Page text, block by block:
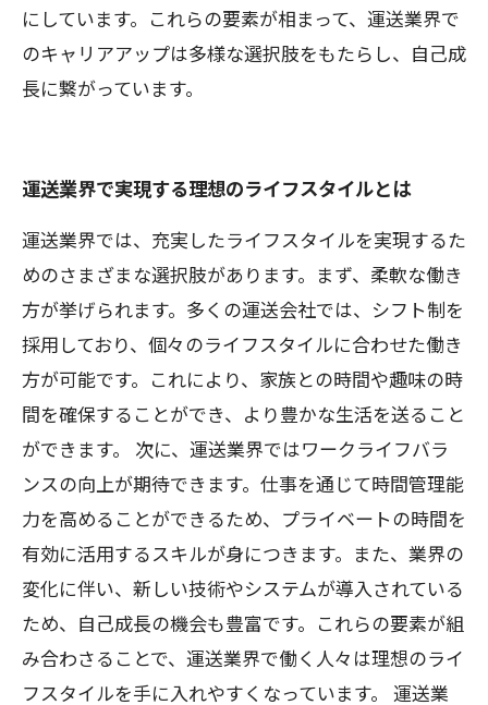
にしています。これらの要素が相まって、運送業界で
のキャリアアップは多様な選択肢をもたらし、自己成
長に繋がっています。
運送業界で実現する理想のライフスタイルとは
運送業界では、充実したライフスタイルを実現するた
めのさまざまな選択肢があります。まず、柔軟な働き
方が挙げられます。多くの運送会社では、シフト制を
採用しており、個々のライフスタイルに合わせた働き
方が可能です。これにより、家族との時間や趣味の時
間を確保することができ、より豊かな生活を送ること
ができます。 次に、運送業界ではワークライフバラ
ンスの向上が期待できます。仕事を通じて時間管理能
力を高めることができるため、プライベートの時間を
有効に活用するスキルが身につきます。また、業界の
変化に伴い、新しい技術やシステムが導入されている
ため、自己成長の機会も豊富です。これらの要素が組
み合わさることで、運送業界で働く人々は理想のライ
フスタイルを手に入れやすくなっています。 運送業